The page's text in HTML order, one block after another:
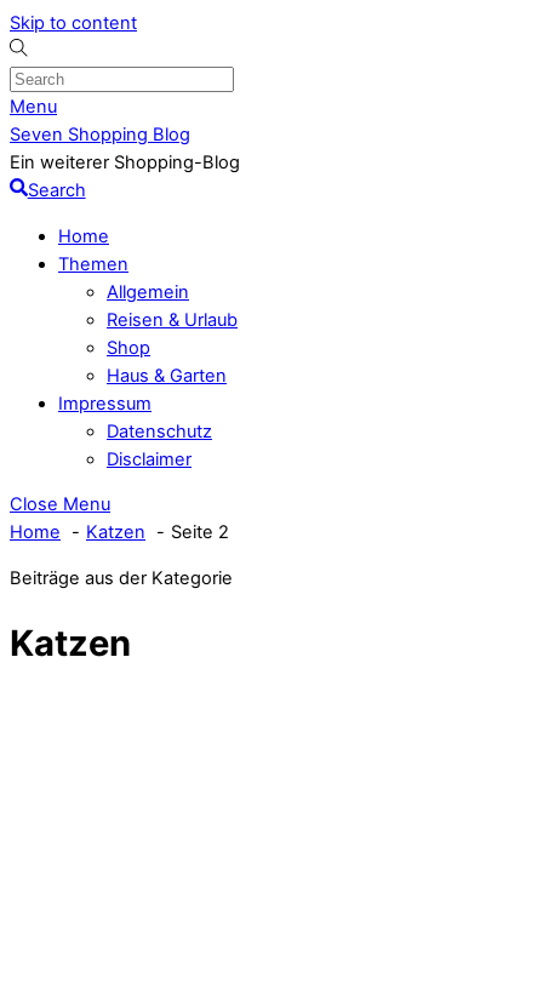
Skip to content
Menu
Seven Shopping Blog
Ein weiterer Shopping-Blog
Search
Home
Themen
Allgemein
Reisen & Urlaub
Shop
Haus & Garten
Impressum
Datenschutz
Disclaimer
Close Menu
Home
Katzen Seite 2
Beiträge aus der Kategorie
Katzen